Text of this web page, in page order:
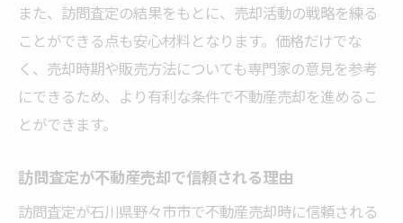
また、訪問査定の結果をもとに、売却活動の戦略を練る
ことができる点も安心材料となります。価格だけでな
く、売却時期や販売方法についても専門家の意見を参考
にできるため、より有利な条件で不動産売却を進めるこ
とができます。
訪問査定が不動産売却で信頼される理由
訪問査定が石川県野々市市で不動産売却時に信頼される